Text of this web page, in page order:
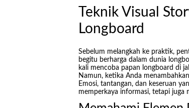
Teknik Visual
Longboard
Sebelum melangkah ke praktik,
begitu berharga dalam dunia
kali mencoba papan longboard di
Namun, ketika Anda
Emosi, tantangan, dan keseruan
memperkaya informasi, tetapi juga